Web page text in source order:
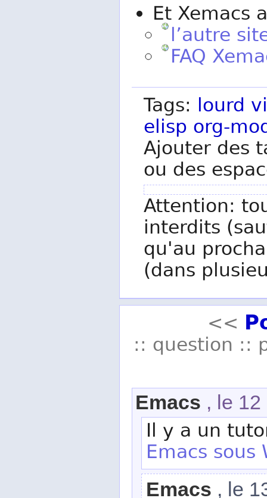
Et Xemacs
l’autre
FAQ
Tags: lourd
elisp org-
Ajouter des
ou des
Attention:
interdits
qu'au
(dans
<<
:: question ::
Emacs , le
Il y a un
Emacs sous
Emacs , le